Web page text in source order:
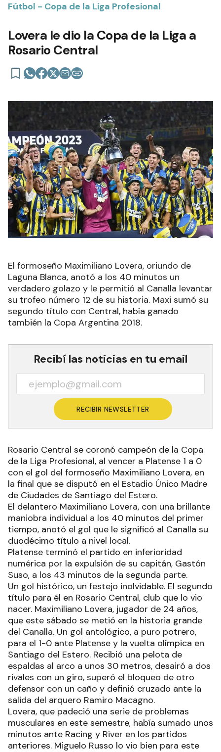
Fútbol - Copa de la Liga Profesional
Lovera le dio la Copa de la Liga a
Rosario Central
El formoseño Maximiliano Lovera, oriundo de
Laguna Blanca, anotó a los 40 minutos un
verdadero golazo y le permitió al Canalla levantar
su trofeo número 12 de su historia. Maxi sumó su
segundo título con Central, había ganado
también la Copa Argentina 2018.
Recibí las noticias en tu email
RECIBIR NEWSLETTER
Rosario Central se coronó campeón de la Copa
de la Liga Profesional, al vencer a Platense 1 a 0
con el gol del formoseño Maximiliano Lovera, en
la final que se disputó en el Estadio Único Madre
de Ciudades de Santiago del Estero.
El delantero Maximiliano Lovera, con una brillante
maniobra individual a los 40 minutos del primer
tiempo, anotó el gol que le significó al Canalla su
duodécimo título a nivel local.
Platense terminó el partido en inferioridad
numérica por la expulsión de su capitán, Gastón
Suso, a los 43 minutos de la segunda parte.
Un gol histórico, un festejo inolvidable. El segundo
título para él en Rosario Central, club que lo vio
nacer. Maximiliano Lovera, jugador de 24 años,
que este sábado se metió en la historia grande
del Canalla. Un gol antológico, a puro potrero,
para el 1-0 ante Platense y la vuelta olímpica en
Santiago del Estero. Recibió una pelota de
espaldas al arco a unos 30 metros, desairó a dos
rivales con un giro, superó el bloqueo de otro
defensor con un caño y definió cruzado ante la
salida del arquero Ramiro Macagno.
Lovera, que padeció una serie de problemas
musculares en este semestre, había sumado unos
minutos ante Racing y River en los partidos
anteriores. Miguelo Russo lo vio bien para este